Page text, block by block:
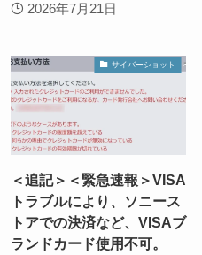
2026年7月21日
サイバーショット
＜追記＞＜緊急速報＞VISA
トラブルにより、ソニース
トアでの決済など、VISAブ
ランドカード使用不可。